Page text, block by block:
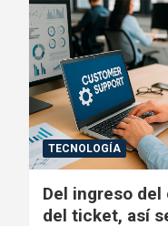
TECNOLOGÍA
Del ingreso
del ticket, así